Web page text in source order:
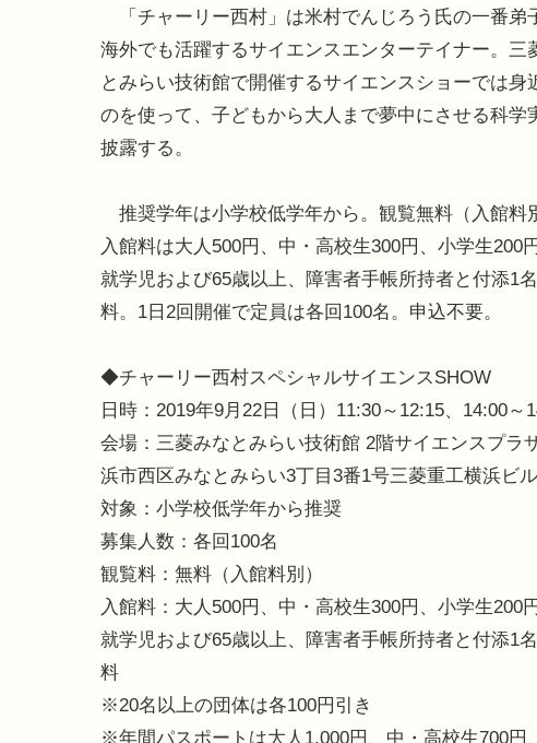
「チャーリー西村」は米村でんじろう氏の一番弟
海外でも活躍するサイエンスエンターテイナー。三
とみらい技術館で開催するサイエンスショーでは身
のを使って、子どもから大人まで夢中にさせる科学
披露する。
推奨学年は小学校低学年から。観覧無料（入館料
入館料は大人500円、中・高校生300円、小学生200
就学児および65歳以上、障害者手帳所持者と付添1
料。1日2回開催で定員は各回100名。申込不要。
◆チャーリー西村スペシャルサイエンスSHOW
日時：2019年9月22日（日）11:30～12:15、14:00～
会場：三菱みなとみらい技術館 2階サイエンスプラ
浜市西区みなとみらい3丁目3番1号三菱重工横浜ビル
対象：小学校低学年から推奨
募集人数：各回100名
観覧料：無料（入館料別）
入館料：大人500円、中・高校生300円、小学生200
就学児および65歳以上、障害者手帳所持者と付添1
料
※20名以上の団体は各100円引き
※年間パスポートは大人1,000円、中・高校生700円